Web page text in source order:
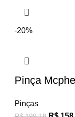
-20%
Pinça
Pinças